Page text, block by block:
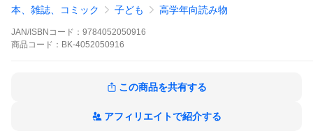
超人気「５分後に意外な結末」シリーズの、公式ライバルシリー
ズ始動。何気ない物語、でも、ページをめくって意味がわかる
と、ぞわっと鳥肌が立つ。恐怖だけではなく、感動、笑いなど、
全８０編以上のさまざまなタイプの「鳥肌」をご用意。
本、雑誌、コミック 子ども 高学年向読み物
JAN/ISBNコード： 9784052050916
商品 コード： BK-4052050916
この商品を共有する
アフィリエイトで紹介する